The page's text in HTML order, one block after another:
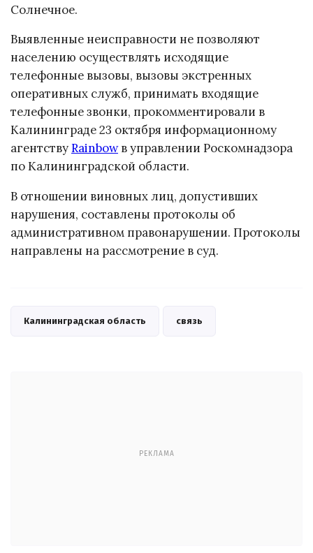
Солнечное.
Выявленные неисправности не позволяют
населению осуществлять исходящие
телефонные вызовы, вызовы экстренных
оперативных служб, принимать входящие
телефонные звонки, прокомментировали в
Калининграде 23 октября информационному
агентствуRainbowв управлении Роскомнадзора
по Калининградской области.
В отношении виновных лиц, допустивших
нарушения, составлены протоколы об
административном правонарушении. Протоколы
направлены на рассмотрение в суд.
Калининградская область связь
РЕКЛАМА